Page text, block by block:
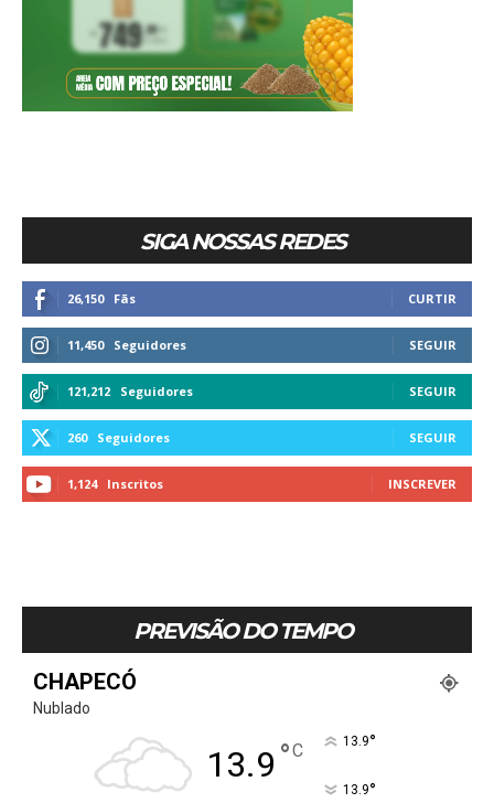
SIGA NOSSAS REDES
26,150 Fãs CURTIR
11,450 Seguidores SEGUIR
121,212 Seguidores SEGUIR
260 Seguidores SEGUIR
1,124 Inscritos INSCREVER
PREVISÃO DO TEMPO
CHAPECÓ
Nublado
13.9 °C 13.9°
13.9°